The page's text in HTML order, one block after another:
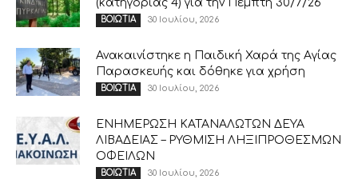
(κατηγορίας 4) για την Πέμπτη 30/7/26
ΒΟΙΩΤΙΑ 30 Ιουλίου, 2026
Ανακαινίστηκε η Παιδική Χαρά της Αγίας
Παρασκευής και δόθηκε για χρήση
ΒΟΙΩΤΙΑ 30 Ιουλίου, 2026
ΕΝΗΜΕΡΩΣΗ ΚΑΤΑΝΑΛΩΤΩΝ ΔΕΥΑ
ΛΙΒΑΔΕΙΑΣ – ΡΥΘΜΙΣΗ ΛΗΞΙΠΡΟΘΕΣΜΩΝ
ΟΦΕΙΛΩΝ
ΒΟΙΩΤΙΑ 30 Ιουλίου, 2026